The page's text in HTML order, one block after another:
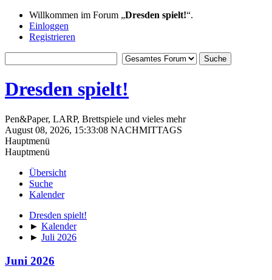
Willkommen im Forum „Dresden spielt!“.
Einloggen
Registrieren
Dresden spielt!
Pen&Paper, LARP, Brettspiele und vieles mehr
August 08, 2026, 15:33:08 NACHMITTAGS
Hauptmenü
Hauptmenü
Übersicht
Suche
Kalender
Dresden spielt!
► Kalender
► Juli 2026
Juni 2026